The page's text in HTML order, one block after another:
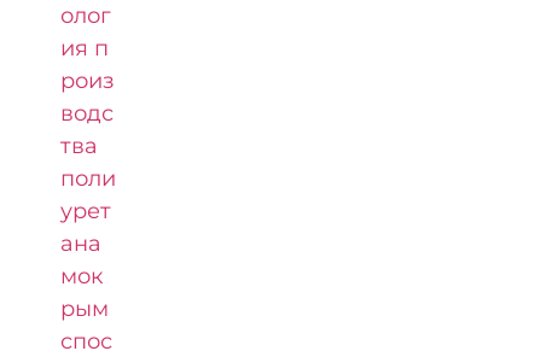
олог
ия п
роиз
водс
тва
поли
урет
ана
мок
рым
спос